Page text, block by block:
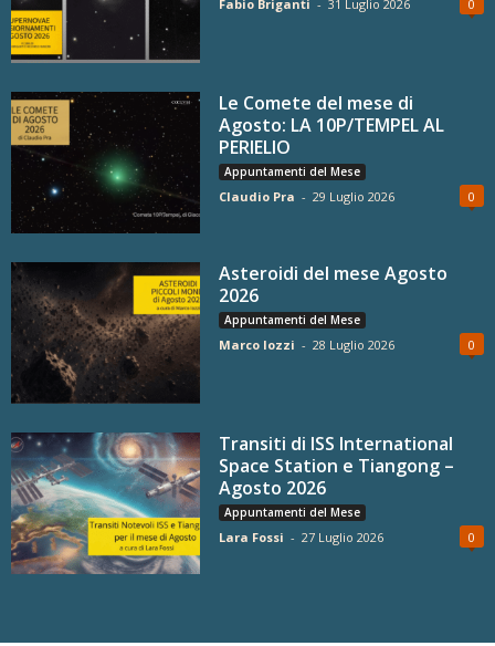
Fabio Briganti - 31 Luglio 2026 0
Le Comete del mese di
Agosto: LA 10P/TEMPEL AL
PERIELIO
Appuntamenti del Mese
Claudio Pra - 29 Luglio 2026 0
Asteroidi del mese Agosto
2026
Appuntamenti del Mese
Marco Iozzi - 28 Luglio 2026 0
Transiti di ISS International
Space Station e Tiangong –
Agosto 2026
Appuntamenti del Mese
Lara Fossi - 27 Luglio 2026 0